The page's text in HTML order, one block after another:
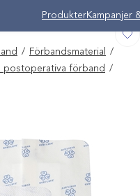
Undermeny stängd:
ProdukterKampanjer
/ Förbandsmaterial /
postoperativa förband /